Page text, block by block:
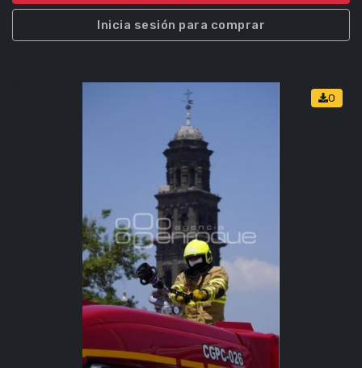
Inicia sesión para comprar
0